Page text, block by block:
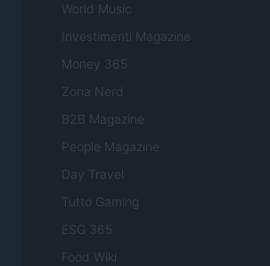
World Music
Investimenti Magazine
Money 365
Zona Nerd
B2B Magazine
People Magazine
Day Travel
Tutto Gaming
ESG 365
Food Wiki